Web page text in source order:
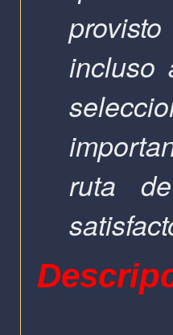
incluso
ruta